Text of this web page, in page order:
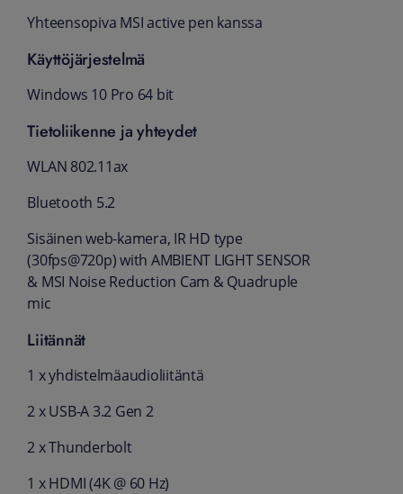
Yhteensopiva MSI active pen kanssa
Käyttöjärjestelmä
Windows 10 Pro 64 bit
Tietoliikenne ja yhteydet
WLAN 802.11ax
Bluetooth 5.2
Sisäinen web-kamera, IR HD type
(30fps@720p) with AMBIENT LIGHT SENSOR
& MSI Noise Reduction Cam & Quadruple
mic
Liitännät
1 x yhdistelmäaudioliitäntä
2 x USB-A 3.2 Gen 2
2 x Thunderbolt
1 x HDMI (4K @ 60 Hz)